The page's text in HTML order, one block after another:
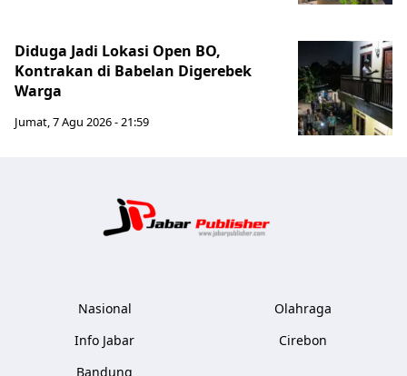
Diduga Jadi Lokasi Open BO,
Kontrakan di Babelan Digerebek
Warga
Jumat, 7 Agu 2026 - 21:59
Nasional
Info Jabar
Bandung
Olahraga
Cirebon